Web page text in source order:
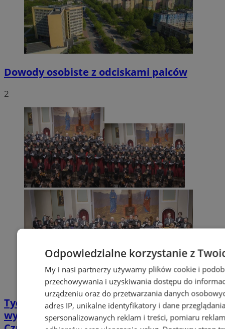
Dowody osobiste z odciskami palców
2
Tychy: Koncert chóralny "Messa di Gloria" –
wyjątkowe wydarzenie muzyczne w
Odpowiedzialne korzystanie z
My i nasi partnerzy używamy plików cookie i
przechowywania i uzyskiwania dostępu do
urządzeniu oraz do przetwarzania danych
adres IP, unikalne identyfikatory i dane
spersonalizowanych reklam i treści, pomiaru